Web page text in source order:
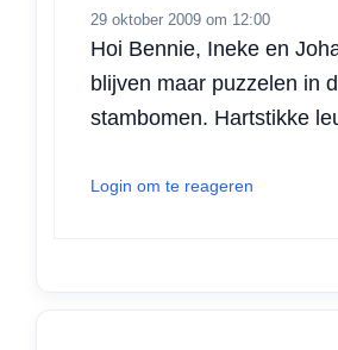
29 oktober 2009 om 12:00
Hoi Bennie, Ineke en
blijven maar puzzelen in
stambomen. Hartstikke
Login om te reageren